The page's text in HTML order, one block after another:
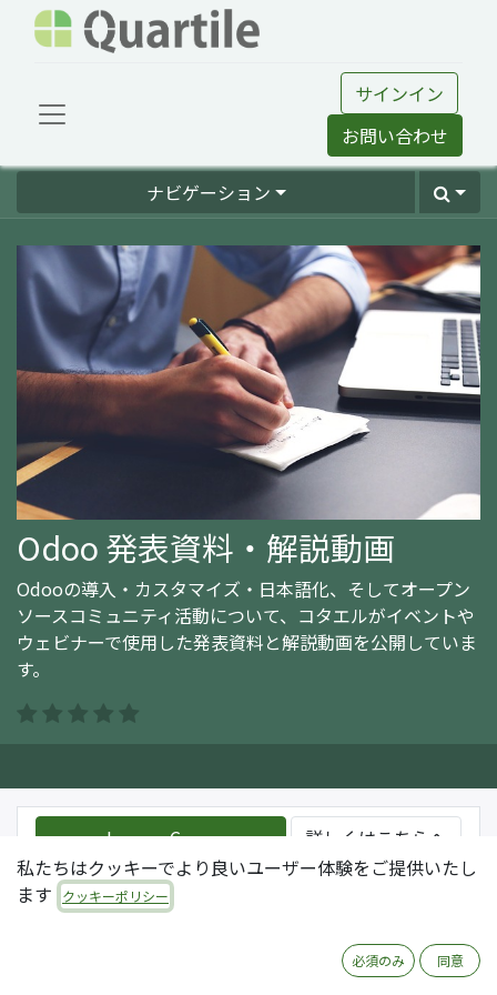
サインイン
お問い合わせ
ナビゲーション
Odoo 発表資料・解説動画
Odooの導入・カスタマイズ・日本語化、そしてオープン
ソースコミュニティ活動について、コタエルがイベントや
ウェビナーで使用した発表資料と解説動画を公開していま
す。
Join this Course 詳しくはこちらへ
コース レビュー
私たちはクッキーでより良いユーザー体験をご提供いたし
ます
クッキーポリシー
必須のみ 同意